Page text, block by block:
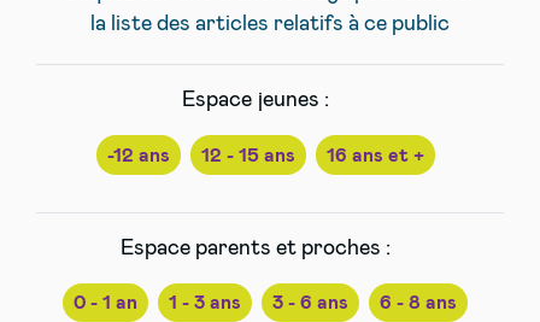
la liste des articles relatifs à ce public
Espace jeunes :
-12 ans 12 - 15 ans 16 ans et +
Espace parents et proches :
0 - 1 an 1 - 3 ans 3 - 6 ans 6 - 8 ans